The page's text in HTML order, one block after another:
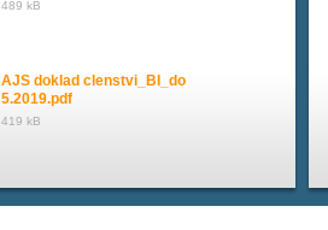
489 kB
AJS doklad clenstvi_BI_do
5.2019.pdf
419 kB